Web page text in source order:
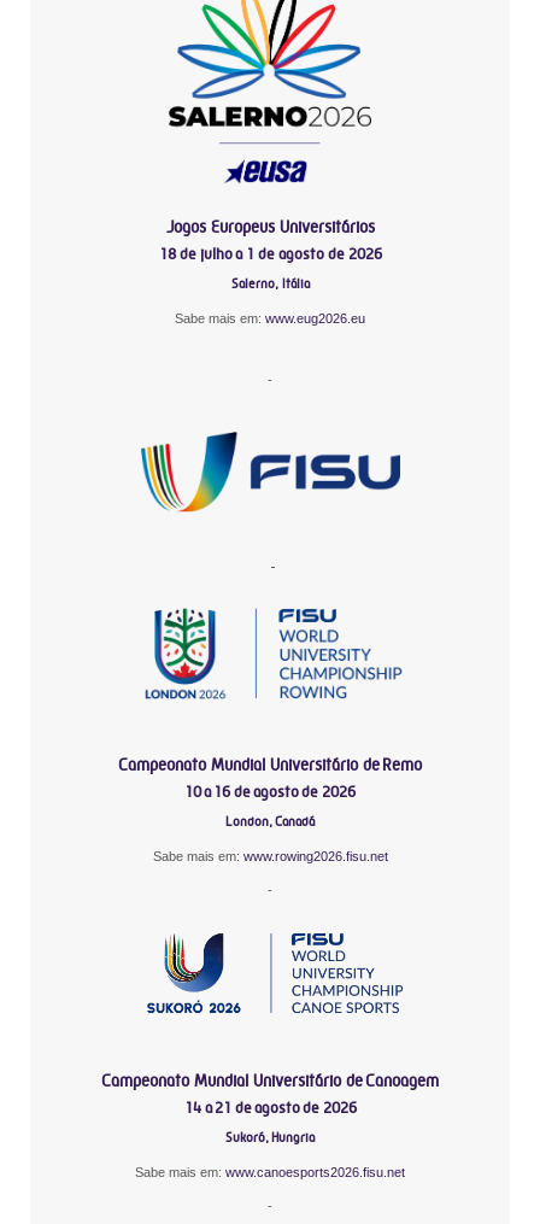
Jogos Europeus Universitários
18 de julho a 1 de agosto de 2026
Salerno, Itália
Sabe mais em: www.eug2026.eu
-
-
Campeonato Mundial Universitário de Remo
10 a 16 de agosto de 2026
London, Canadá
Sabe mais em: www.rowing2026.fisu.net
-
Campeonato Mundial Universitário de Canoagem
14 a 21 de agosto de 2026
Sukoró, Hungria
Sabe mais em: www.canoesports2026.fisu.net
-